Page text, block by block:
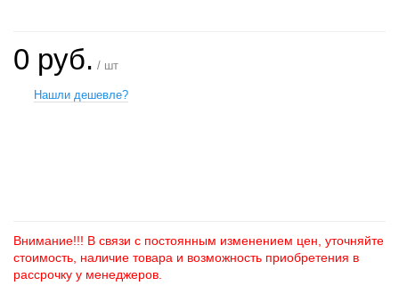
0 руб. / шт
Нашли дешевле?
Внимание!!! В связи с постоянным изменением цен, уточняйте
стоимость, наличие товара и возможность приобретения в
рассрочку у менеджеров.